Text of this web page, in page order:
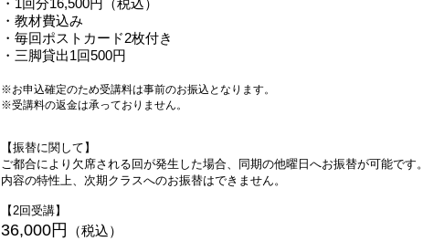
・1回分16,500円（税込）
・教材費込み
・毎回ポストカード2枚付き​
​・三脚貸出1回500円
※お申込確定のため受講料は事前のお振込となります。
※受講料の返金は承っておりません。
【振替に関して】
ご都合により欠席される回が発生した場合、同期の他曜日へお振替が可能です。
内容の特性上、次期クラスへのお振替はできません。
【2回受講】
36,000円 （税込）